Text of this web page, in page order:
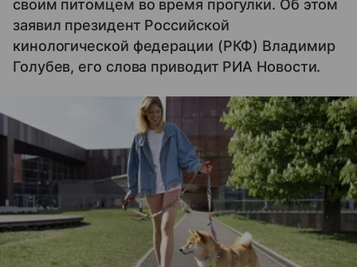
своим питомцем во время прогулки. Об этом
заявил президент Российской
кинологической федерации (РКФ) Владимир
Голубев, его слова приводит РИА Новости.